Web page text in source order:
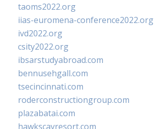
taoms2022.org
iias-euromena-conference2022.org
ivd2022.org
csity2022.org
ibsarstudyabroad.com
bennusehgall.com
tsecincinnati.com
roderconstructiongroup.com
plazabatai.com
hawkscayresort.com